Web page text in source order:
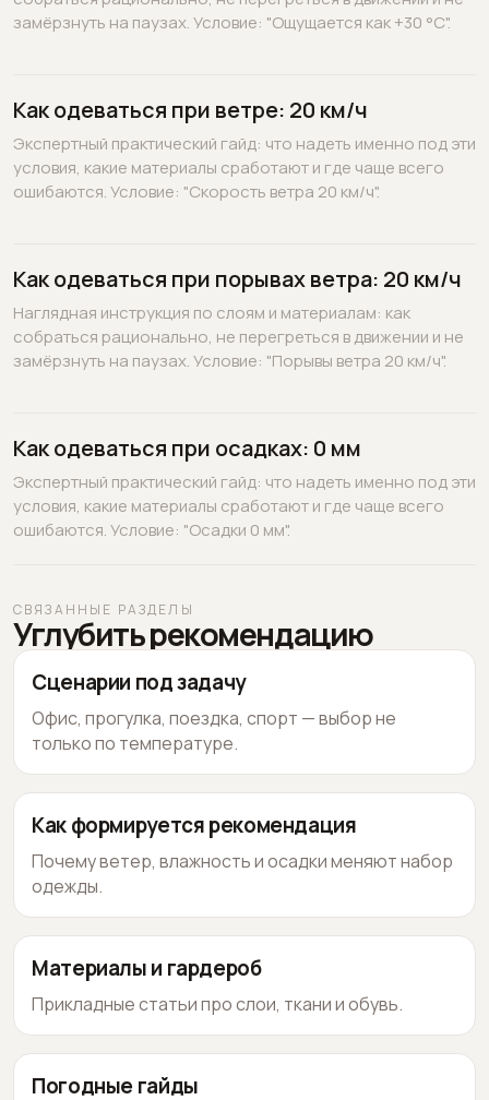
замёрзнуть на паузах. Условие: "Ощущается как +30 °C".
Как одеваться при ветре: 20 км/ч
Экспертный практический гайд: что надеть именно под эти
условия, какие материалы сработают и где чаще всего
ошибаются. Условие: "Скорость ветра 20 км/ч".
Как одеваться при порывах ветра: 20 км/ч
Наглядная инструкция по слоям и материалам: как
собраться рационально, не перегреться в движении и не
замёрзнуть на паузах. Условие: "Порывы ветра 20 км/ч".
Как одеваться при осадках: 0 мм
Экспертный практический гайд: что надеть именно под эти
условия, какие материалы сработают и где чаще всего
ошибаются. Условие: "Осадки 0 мм".
СВЯЗАННЫЕ РАЗДЕЛЫ
Углубить рекомендацию
Сценарии под задачу
Офис, прогулка, поездка, спорт — выбор не
только по температуре.
Как формируется рекомендация
Почему ветер, влажность и осадки меняют набор
одежды.
Материалы и гардероб
Прикладные статьи про слои, ткани и обувь.
Погодные гайды